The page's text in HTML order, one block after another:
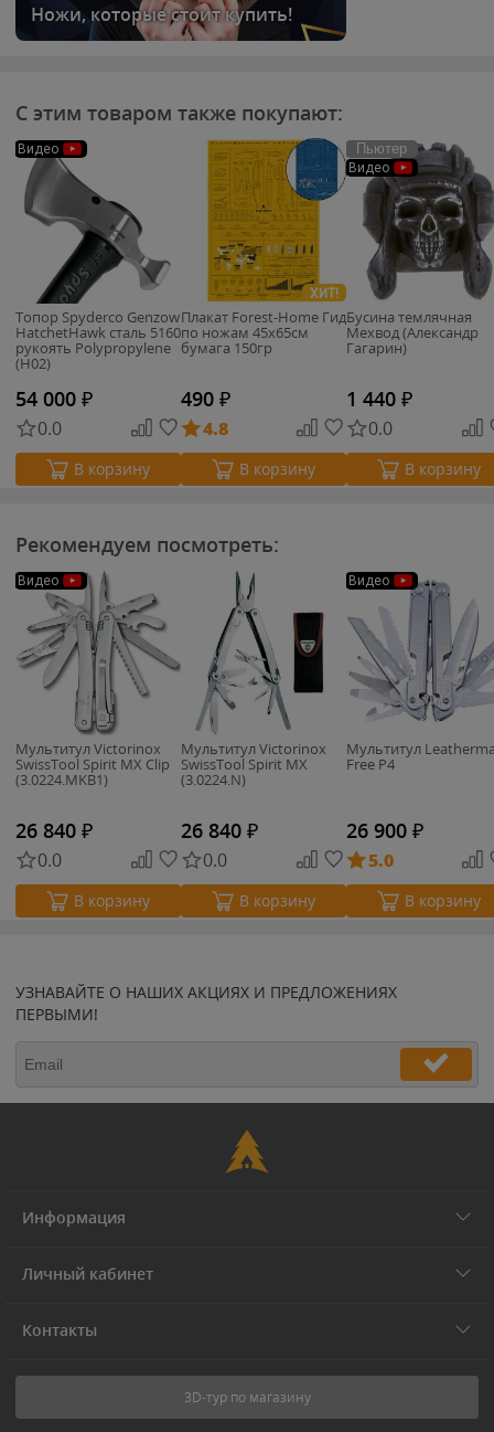
Ножи, которые стоит купить!
С этим товаром также покупают:
Видео
Топор Spyderco Genzow
HatchetHawk сталь 5160
рукоять Polypropylene
(H02)
54 000 ₽
0.0
В корзину
ХИТ!
Плакат Forest-Home Гид
по ножам 45х65см
бумага 150гр
490 ₽
4.8
В корзину
Пьютер
Видео
Бусина темлячная
Мехвод (Александр
Гагарин)
1 440 ₽
0.0
В корзину
Рекомендуем посмотреть:
Видео
Мультитул Victorinox
SwissTool Spirit MX Clip
(3.0224.MKB1)
26 840 ₽
0.0
В корзину
Мультитул Victorinox
SwissTool Spirit MX
(3.0224.N)
26 840 ₽
0.0
В корзину
Видео
Мультитул
Free P4
26 900 ₽
5.0
В корзину
УЗНАВАЙТЕ О НАШИХ АКЦИЯХ И ПРЕДЛОЖЕНИЯХ
ПЕРВЫМИ!
Информация
Личный кабинет
Контакты
3D-тур по магазину